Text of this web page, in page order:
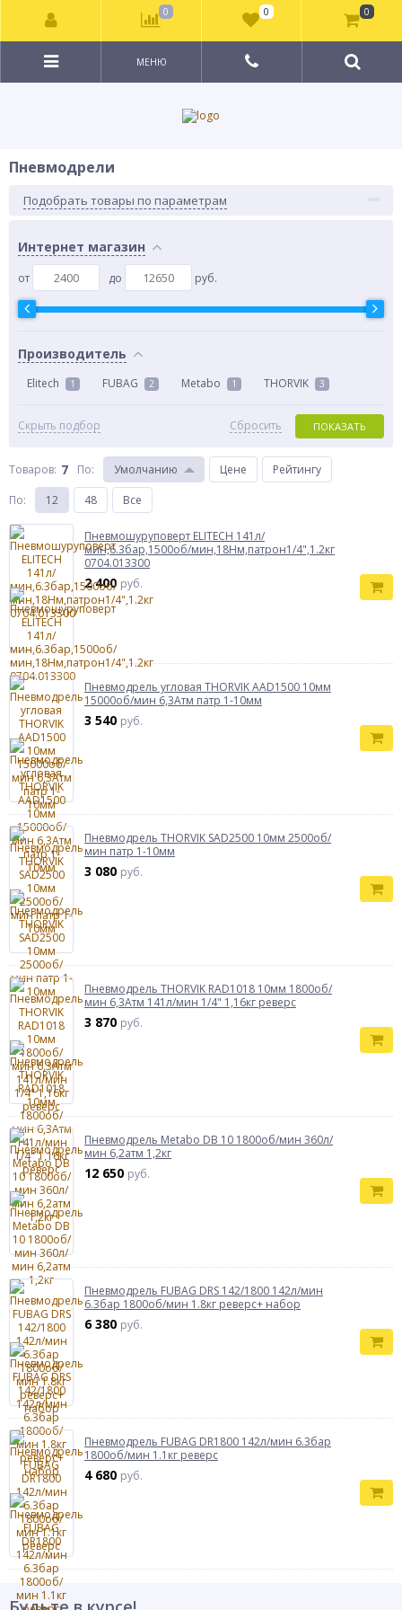
МЕНЮ
Пневмодрели
Подобрать товары по параметрам
Интернет магазин
от до руб.
Производитель
Elitech 1 FUBAG 2 Metabo 1 THORVIK 3
Скрыть подбор ПОКАЗАТЬ
Сбросить
Товаров: 7 По: Умолчанию Цене
Рейтингу
По: 12 48 Все
Пневмошуруповерт ELITECH 141л/
мин,6.3бар,1500об/мин,18Нм,патрон1/4",1.2кг
0704.013300
2 400 руб.
Пневмодрель угловая THORVIK AAD1500 10мм
15000об/мин 6,3Атм патр 1-10мм
3 540 руб.
Пневмодрель THORVIK SAD2500 10мм 2500об/
мин патр 1-10мм
3 080 руб.
Пневмодрель THORVIK RAD1018 10мм 1800об/
мин 6,3Атм 141л/мин 1/4" 1,16кг реверс
3 870 руб.
Пневмодрель Metabo DB 10 1800об/мин 360л/
мин 6,2атм 1,2кг
12 650 руб.
Пневмодрель FUBAG DRS 142/1800 142л/мин
6.3бар 1800об/мин 1.8кг реверс+ набор
6 380 руб.
Пневмодрель FUBAG DR1800 142л/мин 6.3бар
1800об/мин 1.1кг реверс
4 680 руб.
0 0 0